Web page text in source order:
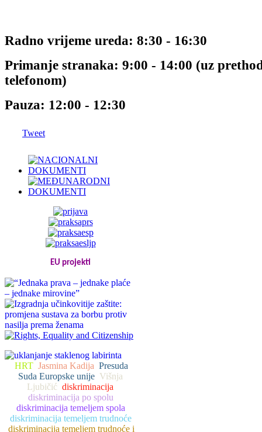
Radno vrijeme ureda: 8:30 - 16:30
Primanje stranaka: 9:00 - 14:00 (uz
telefonom)
Pauza: 12:00 - 12:30
Tweet
EU projekti
HRT Jasmina Kadija Presuda
Suda Europske unije Višnja
Ljubičić diskriminacija
diskriminacija po spolu
diskriminacija temeljem spola
diskriminacija temeljem trudnoće
diskriminacija temeljem trudnoće i